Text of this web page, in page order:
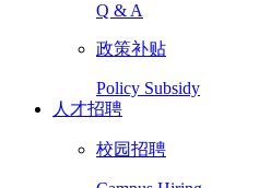
Q & A
政策补贴
Policy Subsidy
人才招聘
校园招聘